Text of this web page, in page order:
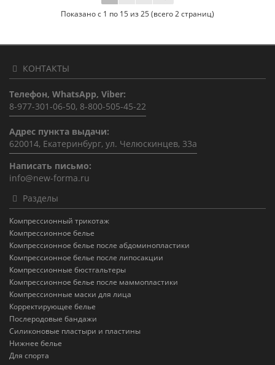
Показано с 1 по 15 из 25 (всего 2 страниц)
КОНТАКТЫ
Телефон, WhatsApp, Viber:
8-977-301-06-50, 8-800-505-45-22
Адрес пункта выдачи:
620014, Екатеринбург, ул. Челюскинцев, 33а
Написать письмо:
info@new-forma.ru
Разделы
Компрессионный трикотаж
Компрессионное белье
Компрессионное белье после абдоминопластики
Компрессионное белье после липосакции
Компрессионные бюстгальтеры
Компрессионное белье после маммопластики
Компрессионные маски для лица
Корректирующее белье
Послеродовые бандажи
Силиконовые пластыри и пластины
Нижнее белье
Для спорта